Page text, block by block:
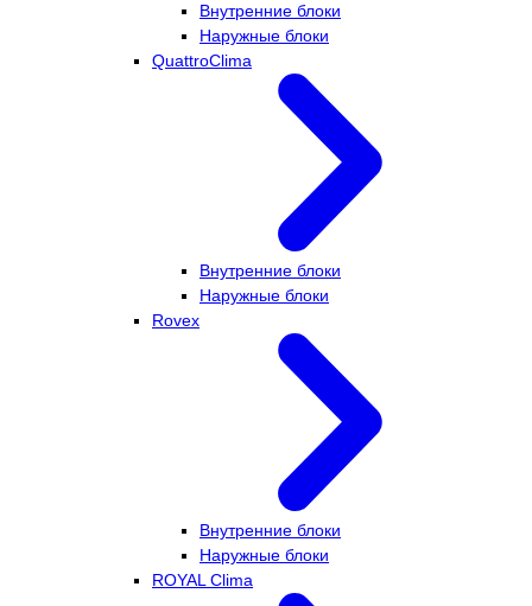
Внутренние блоки
Наружные блоки
QuattroClima
Внутренние блоки
Наружные блоки
Rovex
Внутренние блоки
Наружные блоки
ROYAL Clima